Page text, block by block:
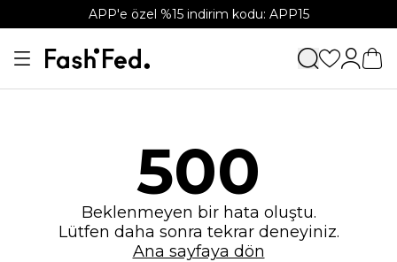
APP'e özel %15 indirim kodu: APP15
500
Beklenmeyen bir hata oluştu.
Lütfen daha sonra tekrar deneyiniz.
Ana sayfaya dön